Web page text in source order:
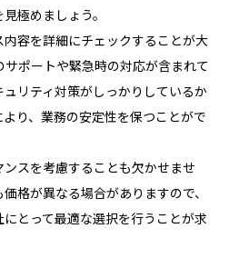
極めましょう。
容を詳細にチェックすることが大
ポートや緊急時の対応が含まれて
リティ対策がしっかりしているか
り、業務の安定性を保つことがで
スを考慮することも欠かせませ
格が異なる場合がありますので、
とって最適な選択を行うことが求